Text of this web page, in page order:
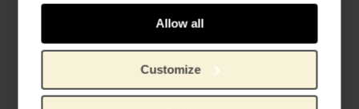
Allow all
Customize
Van Gogh Glazen kerstbal Zonnebloemen